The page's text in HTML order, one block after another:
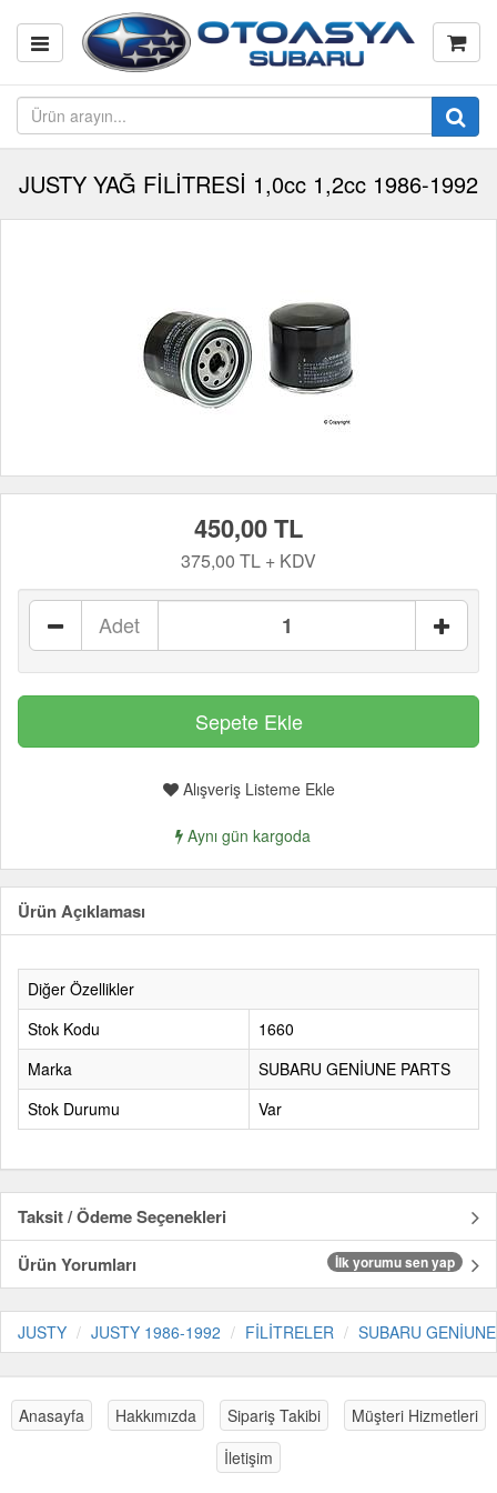
JUSTY YAĞ FİLİTRESİ 1,0cc 1,2cc 1986-1992
450,00 TL
375,00 TL + KDV
Adet
Alışveriş Listeme Ekle
Aynı gün kargoda
Ürün Açıklaması
Diğer Özellikler
Stok Kodu
1660
Marka
SUBARU GENİUNE PARTS
Stok Durumu
Var
Taksit / Ödeme Seçenekleri
Ürün Yorumları
İlk yorumu sen yap
JUSTY JUSTY 1986-1992 FİLİTRELER SUBARU
Anasayfa Hakkımızda Sipariş Takibi
Müşteri Hizmetleri
İletişim